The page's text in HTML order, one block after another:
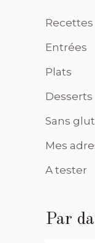
Recettes
Entrées
Plats
Desserts
Sans
Mes
A tester
Par